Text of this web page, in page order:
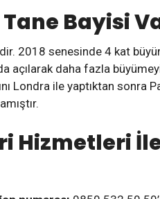
Bayisi
2018 senesinde 4 kat
açılarak daha fazla
Londra ile yaptıktan sonra
Hizmetleri